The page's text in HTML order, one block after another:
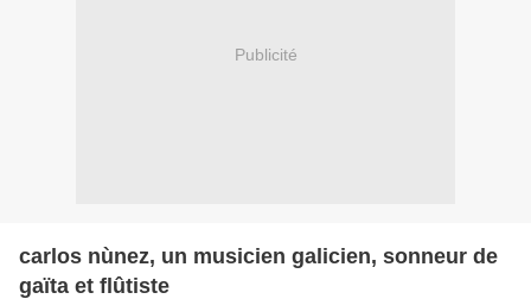
Publicité
carlos nùnez, un musicien galicien, sonneur de
gaïta et flûtiste